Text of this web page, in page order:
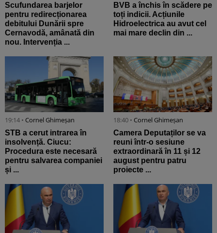
Scufundarea barjelor
pentru redirecționarea
debitului Dunării spre
Cernavodă, amânată din
nou. Intervenția ...
BVB a închis în scădere pe
toți indicii. Acțiunile
Hidroelectrica au avut cel
mai mare declin din ...
19:14 • Cornel Ghimeșan
STB a cerut intrarea în
insolvență. Ciucu:
Procedura este necesară
pentru salvarea companiei
și ...
18:40 • Cornel Ghimeșan
Camera Deputaților se va
reuni într-o sesiune
extraordinară în 11 și 12
august pentru patru
proiecte ...